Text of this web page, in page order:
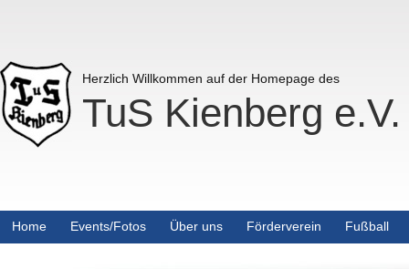
Herzlich Willkommen auf der Homepage des
TuS Kienberg e.V.
Home Events/Fotos Über uns Förderverein Fußball